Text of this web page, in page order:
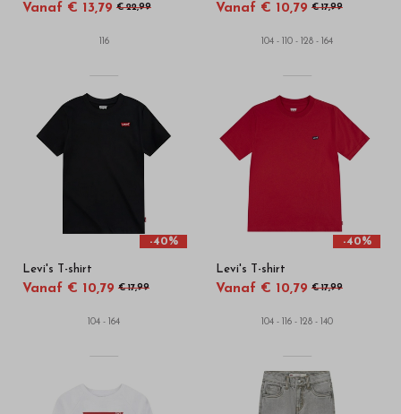
Vanaf € 13,79 € 22,99
116
Vanaf € 10,79 € 17,99
104 - 110 - 128 - 164
-40%
Levi's T-shirt
Vanaf € 10,79 € 17,99
104 - 164
-40%
Levi's T-shirt
Vanaf € 10,79 € 17,99
104 - 116 - 128 - 140